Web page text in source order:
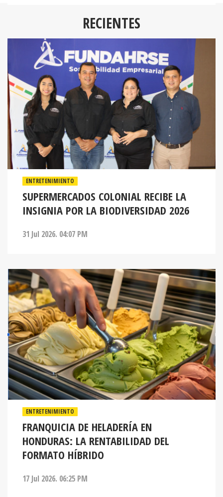
RECIENTES
ENTRETENIMIENTO
SUPERMERCADOS COLONIAL RECIBE LA
INSIGNIA POR LA BIODIVERSIDAD 2026
31 Jul 2026. 04:07 PM
ENTRETENIMIENTO
FRANQUICIA DE HELADERÍA EN
HONDURAS: LA RENTABILIDAD DEL
FORMATO HÍBRIDO
17 Jul 2026. 06:25 PM